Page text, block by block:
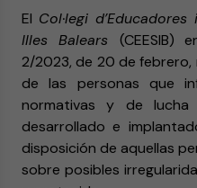
El Col·legi
Illes Balears (CEESIB)
2/2023, de 20 de
de las personas que
normativas y de
desarrollado e
disposición de aquellas
sobre posibles